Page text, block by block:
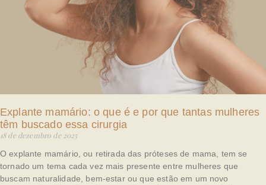
Explante mamário: o que é e por que tantas mulheres
têm buscado essa cirurgia
18 de dezembro de 2025
O explante mamário, ou retirada das próteses de mama, tem se
tornado um tema cada vez mais presente entre mulheres que
buscam naturalidade, bem-estar ou que estão em um novo